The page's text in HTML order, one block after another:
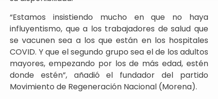
“Estamos insistiendo mucho en que no haya
influyentismo, que a los trabajadores de salud que
se vacunen sea a los que están en los hospitales
COVID. Y que el segundo grupo sea el de los adultos
mayores, empezando por los de más edad, estén
donde estén”, añadió el fundador del partido
Movimiento de Regeneración Nacional (Morena).